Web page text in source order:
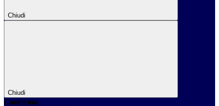
Chiudi
Chiudi
Conferma